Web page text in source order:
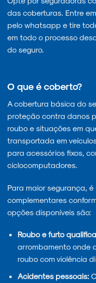
das coberturas. Entre
pelo whatsapp e tire
em todo o processo
do seguro.
O que é coberto?
A cobertura básica do
proteção contra danos
roubo e situações em
transportada em
para acessórios fixos,
ciclocomputadores.
Para maior segurança,
complementares
opções disponíveis são:
Roubo e furto
arrombamento onde
roubo com violência
Acidentes pessoais: